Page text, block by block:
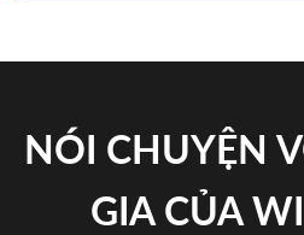
NÓI CHUYỆN
GIA CỦA